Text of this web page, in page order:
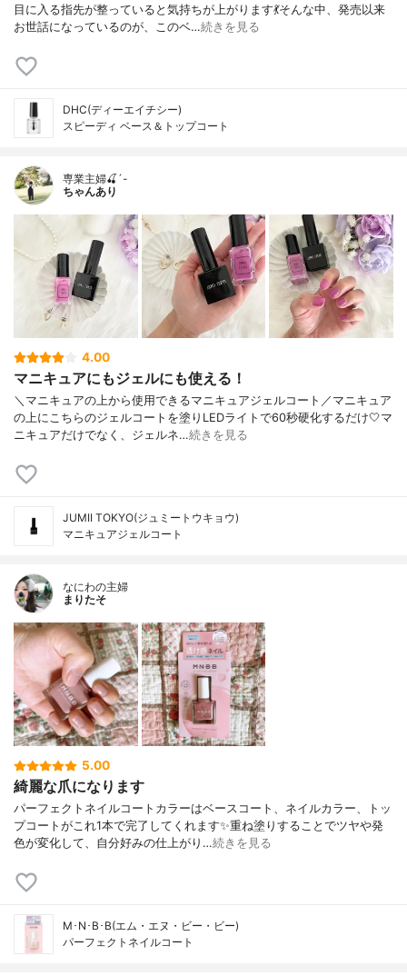
目に入る指先が整っていると気持ちが上がります💃そんな中、発売以来
お世話になっているのが、このベ…続きを見る
DHC(ディーエイチシー)
スピーディ ベース＆トップコート
専業主婦🍒´-
ちゃんあり
4.00
マニキュアにもジェルにも使える！
＼マニキュアの上から使用できるマニキュアジェルコート／マニキュア
の上にこちらのジェルコートを塗りLEDライトで60秒硬化するだけ🤍マ
ニキュアだけでなく、ジェルネ…続きを見る
JUMII TOKYO(ジュミートウキョウ)
マニキュアジェルコート
なにわの主婦
まりたそ
5.00
綺麗な爪になります
パーフェクトネイルコートカラーはベースコート、ネイルカラー、トッ
プコートがこれ1本で完了してくれます✨重ね塗りすることでツヤや発
色が変化して、自分好みの仕上がり…続きを見る
M･N･B･B(エム・エヌ・ビー・ビー)
パーフェクトネイルコート